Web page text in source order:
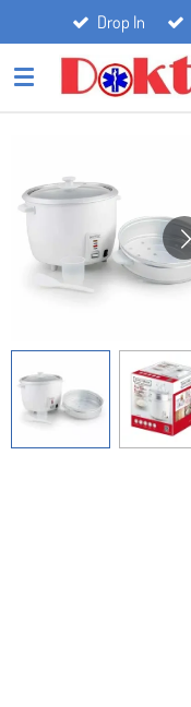
till
huvudinnehållet
Drop In